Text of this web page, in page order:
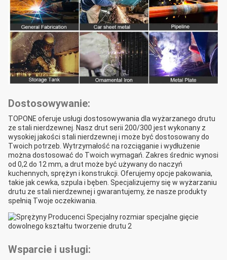
Dostosowywanie:
TOPONE oferuje usługi dostosowywania dla wyżarzanego drutu
ze stali nierdzewnej. Nasz drut serii 200/300 jest wykonany z
wysokiej jakości stali nierdzewnej i może być dostosowany do
Twoich potrzeb. Wytrzymałość na rozciąganie i wydłużenie
można dostosować do Twoich wymagań. Zakres średnic wynosi
od 0,2 do 12 mm, a drut może być używany do naczyń
kuchennych, sprężyn i konstrukcji. Oferujemy opcje pakowania,
takie jak cewka, szpula i bęben. Specjalizujemy się w wyżarzaniu
drutu ze stali nierdzewnej i gwarantujemy, że nasze produkty
spełnią Twoje oczekiwania.
Wsparcie i usługi: